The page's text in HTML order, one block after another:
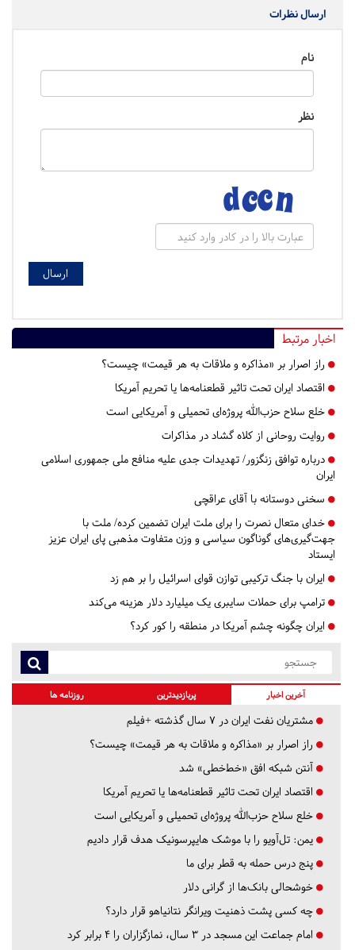
ارسال نظرات
نام
نظر
اخبار مرتبط
راز اصرار بر «مذاکره و ملاقات به هر قیمت» چیست؟
اقتصاد ایران تحت تاثیر قطعنامه‌ها یا تحریم‌ آمریکا
خلع سلاح حزب‌الله پروژه‌ای تحمیلی و آمریکایی است
روایت روحانی از کلاه گشاد در مذاکرات
درباره توافق زنگزور/ تهدیدات جدی علیه منافع ملی جمهوری اسلامی
ایران
سخنی دوستانه با آقای عراقچی
خدای متعال نصرت را برای ملت ایران تضمین کرده/ ملت با
جهت‌گیری‌های گوناگون سیاسی و وزن متفاوت مذهبی پای ایران عزیز
ایستاد
ایران با جنگ ترکیبی توازن قوای اسرائیل را بر هم زد
ترامپ برای حملات سایبری یک میلیارد دلار هزینه می‌کند
ایران چگونه چشم آمریکا در منطقه را کور کرد؟
آخرین اخبار پربازدیدترین روزنامه ها
مشتریان نفت ایران در ۷ سال گذشته +فیلم
راز اصرار بر «مذاکره و ملاقات به هر قیمت» چیست؟
آنتن شبکه افق «خط‌خطی» شد
اقتصاد ایران تحت تاثیر قطعنامه‌ها یا تحریم‌ آمریکا
خلع سلاح حزب‌الله پروژه‌ای تحمیلی و آمریکایی است
یمن: تل‌آویو را با موشک هایپرسونیک هدف قرار دادیم
پنج درس‌ حمله به قطر برای ما
خوشحالی بانک‌ها از گرانی دلار
چه کسی پشت ذهنیت ویرانگر نتانیاهو قرار دارد؟
امام جماعت این مسجد در ۳ سال، نمازگزاران را ۴ برابر کرد